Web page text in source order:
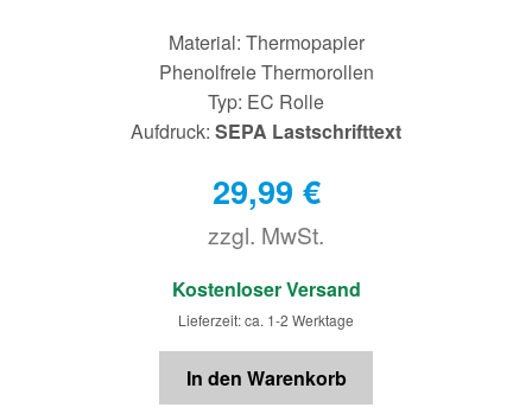
Material: Thermopapier
Phenolfreie Thermorollen
Typ: EC Rolle
Aufdruck: SEPA Lastschrifttext
29,99 €
zzgl. MwSt.
€
Kostenloser Versand
Lieferzeit: ca. 1-2 Werktage
In den Warenkorb